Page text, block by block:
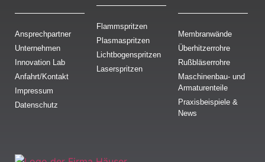
Ansprechpartner
Unternehmen
Innovation Lab
Anfahrt/Kontakt
Impressum
Datenschutz
Flammspritzen
Plasmaspritzen
Lichtbogenspritzen
Laserspritzen
Membranwände
Überhitzerrohre
Rußbläserrohre
Maschinenbau- und
Armaturenteile
Praxisbeispiele &
News